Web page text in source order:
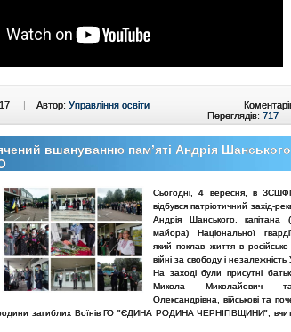
| Автор: Управління освіти
Переглядів: 717
вшануванню пам’яті Андрія
Сьогодні, 4 вересня, в
відбувся патріотичний захід-
Андрія Шанського, капітана
майора) Національної
який поклав життя в російсько-
війні за свободу і незалежність
На заході були присутні
Микола Миколайович
Олександрівна, військові та
родини загиблих Воїнів ГО "ЄДИНА РОДИНА ЧЕРНІГІВЩИНИ",